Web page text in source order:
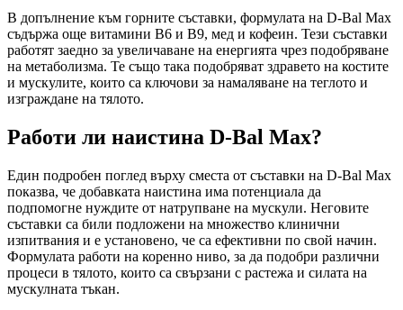
В допълнение към горните съставки, формулата на D-Bal Max
съдържа още витамини B6 и B9, мед и кофеин. Тези съставки
работят заедно за увеличаване на енергията чрез подобряване
на метаболизма. Те също така подобряват здравето на костите
и мускулите, които са ключови за намаляване на теглото и
изграждане на тялото.
Работи ли наистина D-Bal Max?
Един подробен поглед върху сместа от съставки на D-Bal Max
показва, че добавката наистина има потенциала да
подпомогне нуждите от натрупване на мускули. Неговите
съставки са били подложени на множество клинични
изпитвания и е установено, че са ефективни по свой начин.
Формулата работи на коренно ниво, за да подобри различни
процеси в тялото, които са свързани с растежа и силата на
мускулната тъкан.